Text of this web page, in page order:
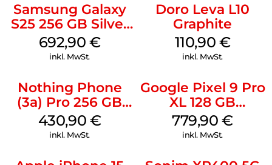
Samsung Galaxy
S25 256 GB Silver
Shadow
692,90 €
inkl. MwSt.
Doro Leva L10
Graphite
110,90 €
inkl. MwSt.
Nothing Phone
(3a) Pro 256 GB
Grey
430,90 €
inkl. MwSt.
Google Pixel 9 Pro
XL 128 GB
Obsidian
779,90€
inkl. MwSt.